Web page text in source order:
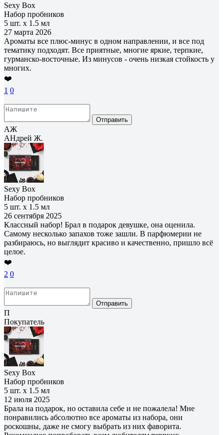
Sexy Box
Набор пробников
5 шт. х 1.5 мл
27 марта 2026
Ароматы все плюс-минус в одном направлении, и все под
тематику подходят. Все приятные, многие яркие, терпкие,
гурманско-восточные. Из минусов - очень низкая стойкость у
многих.
❤️
1 0
Отправить
АЖ
АНдрей Ж.
Sexy Box
Набор пробников
5 шт. х 1.5 мл
26 сентября 2025
Классный набор! Брал в подарок девушке, она оценила.
Самому несколько запахов тоже зашли. В парфюмерии не
разбираюсь, но выглядит красиво и качественно, пришло всё
целое.
❤️
2 0
Отправить
П
Покупатель
Sexy Box
Набор пробников
5 шт. х 1.5 мл
12 июля 2025
Брала на подарок, но оставила себе и не пожалела! Мне
понравились абсолютно все ароматы из набора, они
роскошны, даже не смогу выбрать из них фаворита.